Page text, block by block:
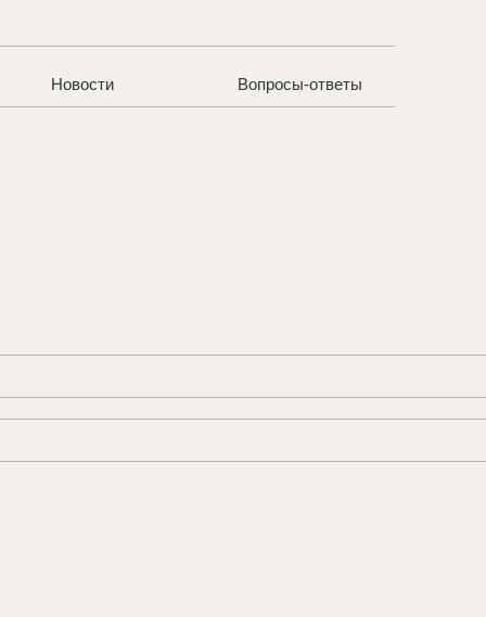
Новости Вопросы-ответы